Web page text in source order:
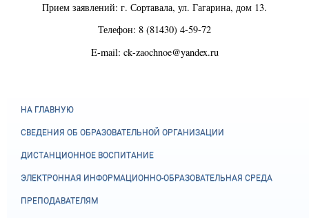
Прием заявлений: г. Сортавала, ул. Гагарина, дом 13.
Телефон: 8 (81430) 4-59-72
E-mail: ck-zaochnoe@yandex.ru
НА ГЛАВНУЮ
СВЕДЕНИЯ ОБ ОБРАЗОВАТЕЛЬНОЙ ОРГАНИЗАЦИИ
ДИСТАНЦИОННОЕ ВОСПИТАНИЕ
ЭЛЕКТРОННАЯ ИНФОРМАЦИОННО-ОБРАЗОВАТЕЛЬНАЯ СРЕДА
ПРЕПОДАВАТЕЛЯМ